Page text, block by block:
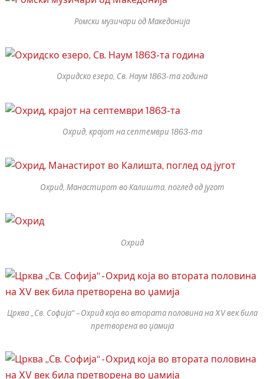
Ромски музичари од Македонија
Охридско езеро, Св. Наум 1863-та година
Охрид, крајот на септември 1863-та
Охрид, Манастирот во Калишта, поглед од југот
Охрид
Црква „Св. Софија“ – Охрид која во втората половина на XV век била
претворена во џамија